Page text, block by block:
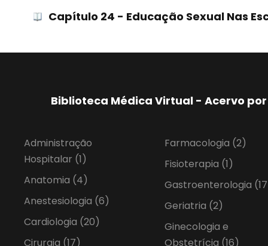
Capítulo 24 - Educação Sexual Nas
Biblioteca Médica Virtual - Acervo
Administração
Hospitalar (1)
Anatomia (4)
Anestesiologia (6)
Cardiologia (20)
Cirurgia (17)
Farmacologia (2)
Fisioterapia (1)
Gastroenterologia
Geriatria (2)
Ginecologia e
Obstetrícia (16)